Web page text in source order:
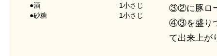
●酒
1小さじ
●砂糖
1小さじ
③②に豚ロ
④③を盛り
て出来上が